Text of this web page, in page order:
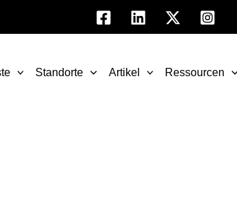
Standorte Artikel Ressourcen